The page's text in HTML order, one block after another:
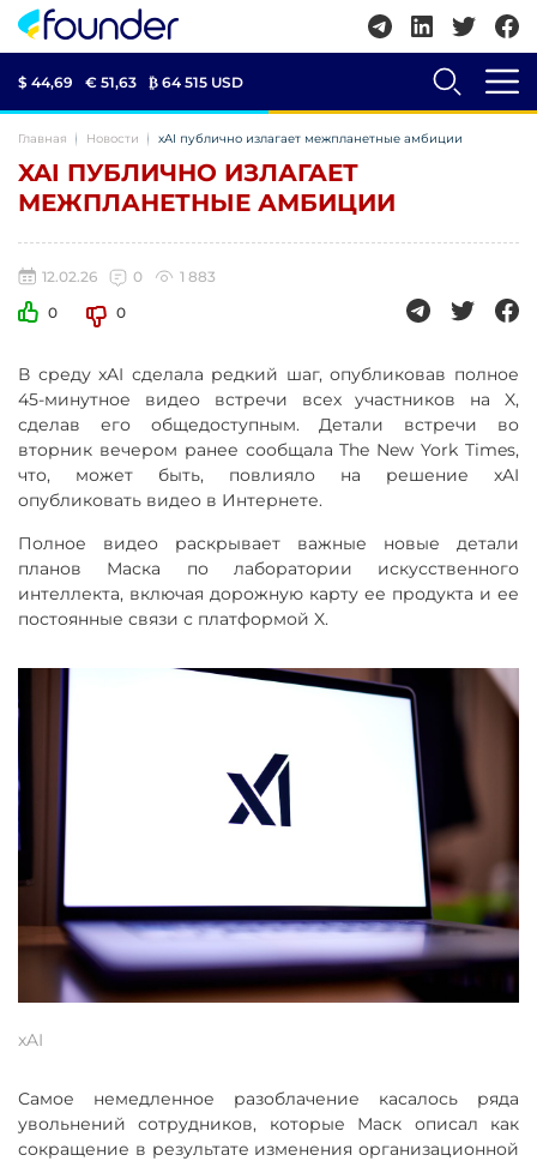
$ 44,69 € 51,63 ₿ 64 515 USD
Главная Новости xAI публично излагает межпланетные амбиции
XAI ПУБЛИЧНО ИЗЛАГАЕТ
МЕЖПЛАНЕТНЫЕ АМБИЦИИ
12.02.26 0
1 883
0
0
В среду xAI сделала редкий шаг, опубликовав полное
45-минутное видео встречи всех участников на X,
сделав его общедоступным. Детали встречи во
вторник вечером ранее сообщала The New York Times,
что, может быть, повлияло на решение xAI
опубликовать видео в Интернете.
Полное видео раскрывает важные новые детали
планов Маска по лаборатории искусственного
интеллекта, включая дорожную карту ее продукта и ее
постоянные связи с платформой X.
xAI
Самое немедленное разоблачение касалось ряда
увольнений сотрудников, которые Маск описал как
сокращение в результате изменения организационной